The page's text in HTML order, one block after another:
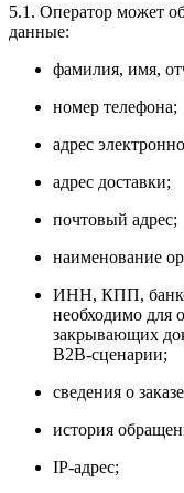
5.1. Оператор может
данные:
фамилия, имя,
номер телефона;
адрес
адрес доставки;
почтовый адрес;
наименование
ИНН, КПП,
необходимо для
закрывающих
B2B-сценарии;
сведения о
история
IP-адрес;